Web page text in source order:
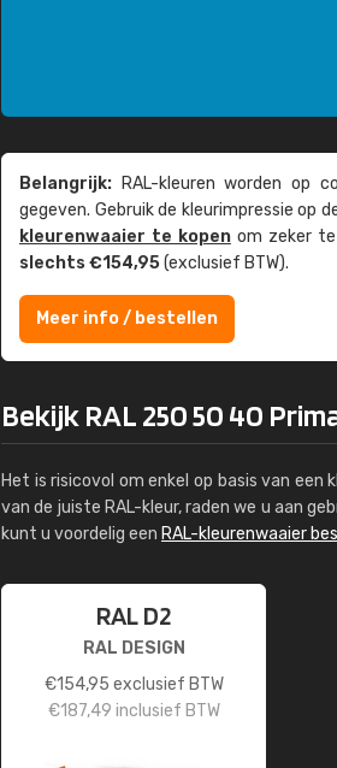
Belangrijk: RAL-kleuren worden op
gegeven. Gebruik de kleur­impressie op
kleuren­waaier te kopenom zeker te
slechts €154,95(exclusief BTW).
Meer info / bestellen
Bekijk RAL 250 50 40
Het is risicovol om enkel op basis van een
van de juiste RAL-kleur, raden we u aan
kunt u voordelig een RAL-kleurenwaaier
RAL D2
RAL DESIGN
€154,95 exclusief BTW
€187,49 inclusief BTW